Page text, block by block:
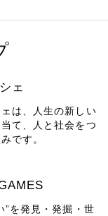
ェ
は、人生の新しい
て、人と社会をつ
です。
”を発見・発掘・世